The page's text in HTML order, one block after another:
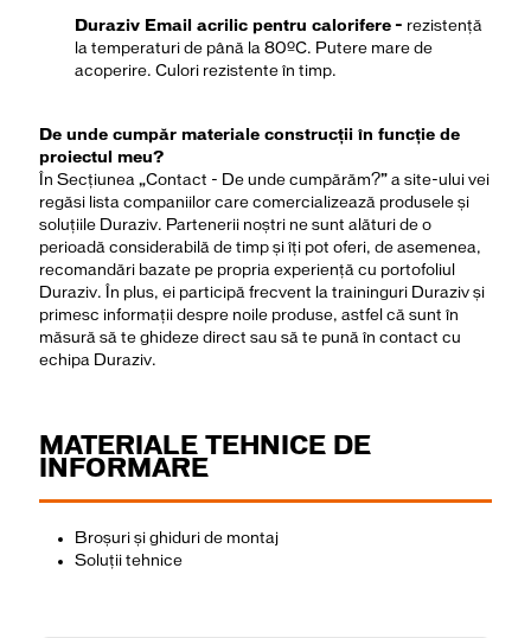
Duraziv Email acrilic pentru calorifere - rezistență
la temperaturi de până la 80ºC. Putere mare de
acoperire. Culori rezistente în timp.
De unde cumpăr materiale construcții în funcție de
proiectul meu?
În Secțiunea „Contact - De unde cumpărăm?” a site-ului vei
regăsi lista companiilor care comercializează produsele și
soluțiile Duraziv. Partenerii noștri ne sunt alături de o
perioadă considerabilă de timp și îți pot oferi, de asemenea,
recomandări bazate pe propria experiență cu portofoliul
Duraziv. În plus, ei participă frecvent la traininguri Duraziv și
primesc informații despre noile produse, astfel că sunt în
măsură să te ghideze direct sau să te pună în contact cu
echipa Duraziv.
MATERIALE TEHNICE DE
INFORMARE
Broșuri și ghiduri de montaj
Soluții tehnice